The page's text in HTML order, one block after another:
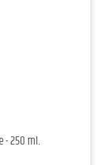
- 250 ml.